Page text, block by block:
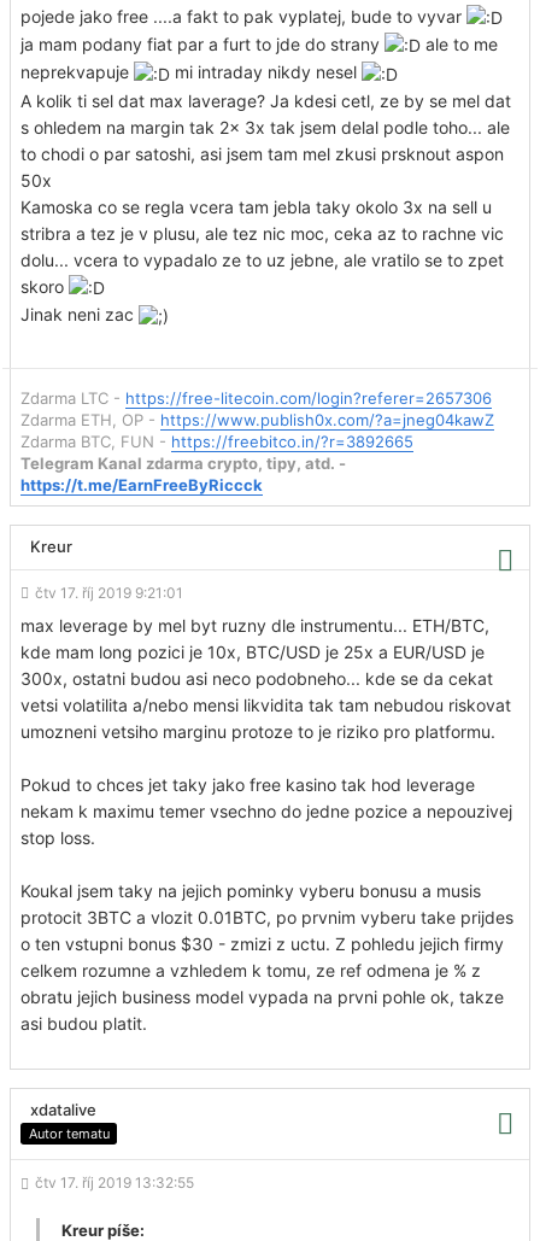
pojede jako free ....a fakt to pak vyplatej, bude to vyvar
ja mam podany fiat par a furt to jde do strany
ale to me
neprekvapuje
mi intraday nikdy nesel
A kolik ti sel dat max laverage? Ja kdesi cetl, ze by se mel dat
s ohledem na margin tak 2x 3x tak jsem delal podle toho... ale
to chodi o par satoshi, asi jsem tam mel zkusi prsknout aspon
50x
Kamoska co se regla vcera tam jebla taky okolo 3x na sell u
stribra a tez je v plusu, ale tez nic moc, ceka az to rachne vic
dolu... vcera to vypadalo ze to uz jebne, ale vratilo se to zpet
skoro
Jinak neni zac
Zdarma LTC - https://free-litecoin.com/login?referer=2657306
Zdarma ETH, OP - https://www.publish0x.com/?a=jneg04kawZ
Zdarma BTC, FUN - https://freebitco.in/?r=3892665
Telegram Kanal zdarma crypto, tipy, atd. -
https://t.me/EarnFreeByRiccck
Kreur
čtv 17. říj 2019 9:21:01
max leverage by mel byt ruzny dle instrumentu... ETH/BTC,
kde mam long pozici je 10x, BTC/USD je 25x a EUR/USD je
300x, ostatni budou asi neco podobneho... kde se da cekat
vetsi volatilita a/nebo mensi likvidita tak tam nebudou riskovat
umozneni vetsiho marginu protoze to je riziko pro platformu.
Pokud to chces jet taky jako free kasino tak hod leverage
nekam k maximu temer vsechno do jedne pozice a nepouzivej
stop loss.
Koukal jsem taky na jejich pominky vyberu bonusu a musis
protocit 3BTC a vlozit 0.01BTC, po prvnim vyberu take prijdes
o ten vstupni bonus $30 - zmizi z uctu. Z pohledu jejich firmy
celkem rozumne a vzhledem k tomu, ze ref odmena je % z
obratu jejich business model vypada na prvni pohle ok, takze
asi budou platit.
xdatalive
Autor tematu
čtv 17. říj 2019 13:32:55
Kreur píše: